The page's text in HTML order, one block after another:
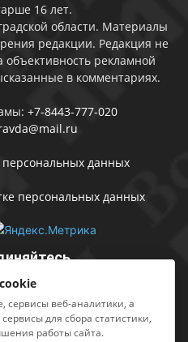
16 лет.
области. Материалы
редакции. Редакция не
объективность рекламной
в комментариях.
+7-8443-777-020
персональных данных
персональных данных
сервисы веб-аналитики, а
для сбора статистики,
работы сайта.